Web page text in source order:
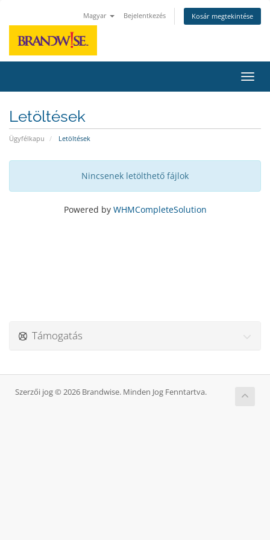
Magyar Bejelentkezés Kosár megtekintése
Letöltések
Ügyfélkapu Letöltések
Nincsenek letölthető fájlok
Powered by WHMCompleteSolution
Támogatás
Szerzői jog © 2026 Brandwise. Minden Jog Fenntartva.